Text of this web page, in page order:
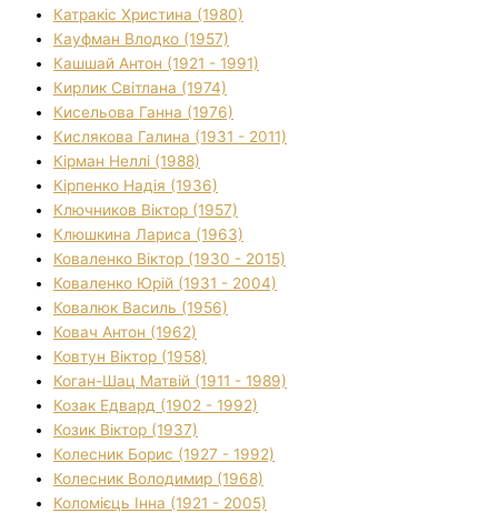
Катракіс Христина (1980)
Кауфман Влодко (1957)
Кашшай Антон (1921 - 1991)
Кирлик Світлана (1974)
Кисельова Ганна (1976)
Кислякова Галина (1931 - 2011)
Кірман Неллі (1988)
Кірпенко Надія (1936)
Ключников Віктор (1957)
Клюшкина Лариса (1963)
Коваленко Віктор (1930 - 2015)
Коваленко Юрій (1931 - 2004)
Ковалюк Василь (1956)
Ковач Антон (1962)
Ковтун Віктор (1958)
Коган-Шац Матвій (1911 - 1989)
Козак Едвард (1902 - 1992)
Козик Віктор (1937)
Колесник Борис (1927 - 1992)
Колесник Володимир (1968)
Коломієць Інна (1921 - 2005)